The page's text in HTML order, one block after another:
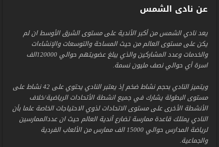
عن نادى الشمس
يعد نادي الشمس من أكبر الأندية على مستوى الشرق الأوسط ان لم
يكن على مستوى العالم من حيث المساحة والتوسعات والإنشاءات
والخدمات وعدد المشاركين والذي يبلغ عضويتهم حوالي 120000الف
اسرة أي حوالي نصف مليون نسمة.
ويتميز النادي بحجم نشاط ضخم إذ يعتبر النادي يحتوي على 42 نشاط على
مستوى البطولة يشارك في جميع انشطة الأتحادات الرياضية/خلاف
الأنشطة الأخرى على مستوى الاتحادات لذوي الاحتياجات الخاصة علما بأن
النادي يمتلك قاعدة ممارسة تضارع أندية العالم حيث ان عددالممارسين
لرياضة المدارس حوالي 15000 الف ممارس من الألعاب الفردية
والجماعية.